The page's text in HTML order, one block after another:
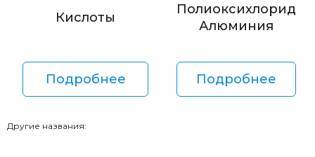
Кислоты
Подробнее
Полиоксихлорид
Алюминия
Подробнее
Другие названия: